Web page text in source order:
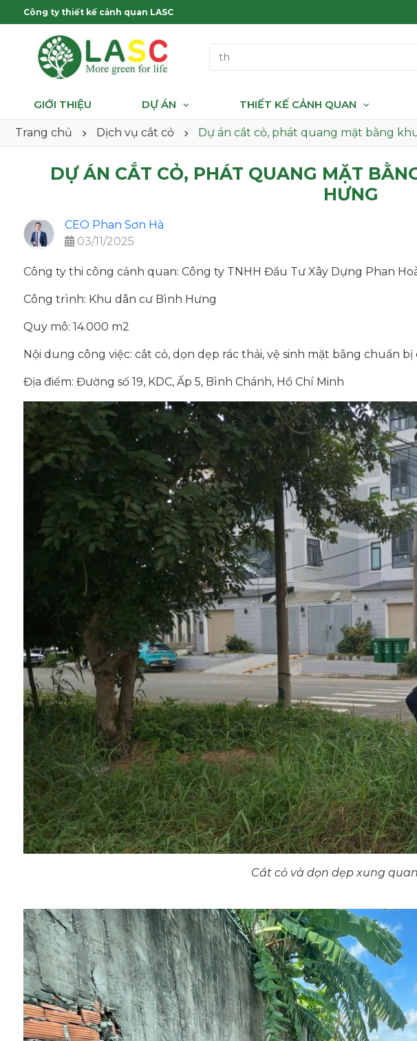
Công ty thiết kế cảnh quan LASC
GIỚI THIỆU DỰ ÁN THIẾT KẾ CẢNH QUAN
Trang chủ Dịch vụ cắt cỏ Dự án cắt cỏ, phát quang mặt bằng
DỰ ÁN CẮT CỎ, PHÁT QUANG MẶT
HƯNG
CEO Phan Sơn Hà
03/11/2025
Công ty thi công cảnh quan: Công ty TNHH Đầu Tư Xây Dựng Phan
Công trình: Khu dân cư Bình Hưng
Quy mô: 14.000 m2
Nội dung công việc: cắt cỏ, dọn dẹp rác thải, vệ sinh mặt bằng chuẩn bị
Địa điểm: Đường số 19, KDC, Ấp 5, Bình Chánh, Hồ Chí Minh
Cắt cỏ và dọn dẹp xung